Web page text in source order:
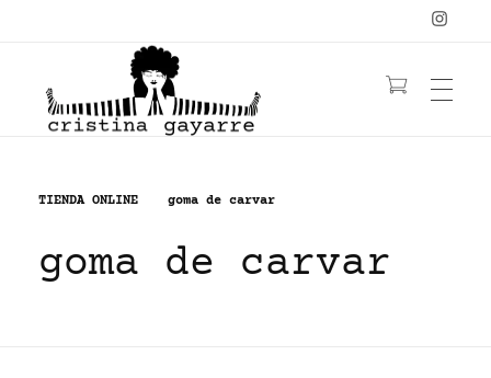
C
ristina Gayarre
Grabado | Ilustración | Obra Gráfica
YOGA
LIBRO
TIENDA ONLINE goma de carvar
goma de carvar